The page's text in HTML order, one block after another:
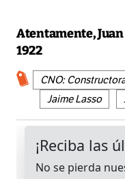
Atentamente,
1922
CNO:
Jaime Lasso